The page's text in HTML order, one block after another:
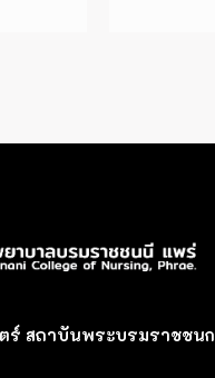
ร์ สถาบันพระบรมราชชนก